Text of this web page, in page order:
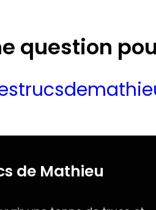
question
de Mathieu